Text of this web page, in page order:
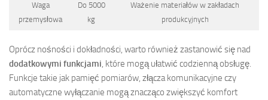
Waga
przemysłowa
Do 5000
kg
Ważenie materiałów w zakładach
produkcyjnych
Oprócz nośności i dokładności, warto również zastanowić się nad
dodatkowymi funkcjami, które mogą ułatwić codzienną obsługę.
Funkcje takie jak pamięć pomiarów, złącza komunikacyjne czy
automatyczne wyłączanie mogą znacząco zwiększyć komfort